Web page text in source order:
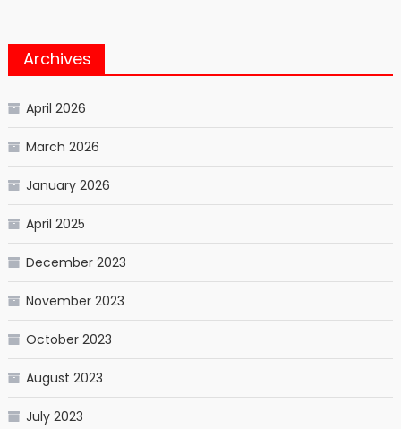
Archives
April 2026
March 2026
January 2026
April 2025
December 2023
November 2023
October 2023
August 2023
July 2023